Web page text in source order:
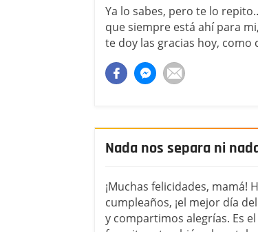
Ya lo sabes, pero te lo
que siempre está ahí para
te doy las gracias hoy, como
Nada nos separa ni
¡Muchas felicidades, mamá!
cumpleaños, ¡el mejor día
y compartimos alegrías. Es